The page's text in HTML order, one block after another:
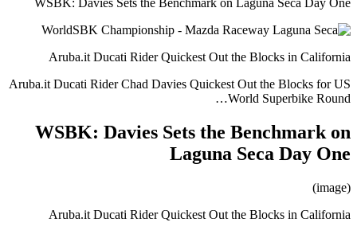
Aruba.it Ducati Rider Quickest Out the Blocks in California
Aruba.it Ducati Rider Chad Davies Quickest Out the Blocks for US
World Superbike Round…
WSBK: Davies Sets the Benchmark on
Laguna Seca Day One
(image)
Aruba.it Ducati Rider Quickest Out the Blocks in California